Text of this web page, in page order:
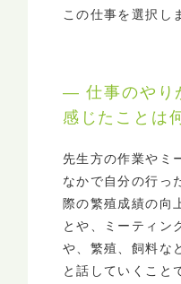
この仕事を選択し
― 仕事のやり
感じたことは
先生方の作業やミ
なかで自分の行っ
際の繁殖成績の向
とや、ミーティン
や、繁殖、飼料な
と話していくこと